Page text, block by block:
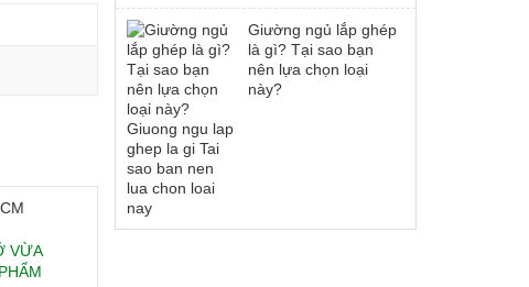
VỪA
Giường ngủ lắp ghép
là gì? Tại sao bạn
nên lựa chọn loại
này?